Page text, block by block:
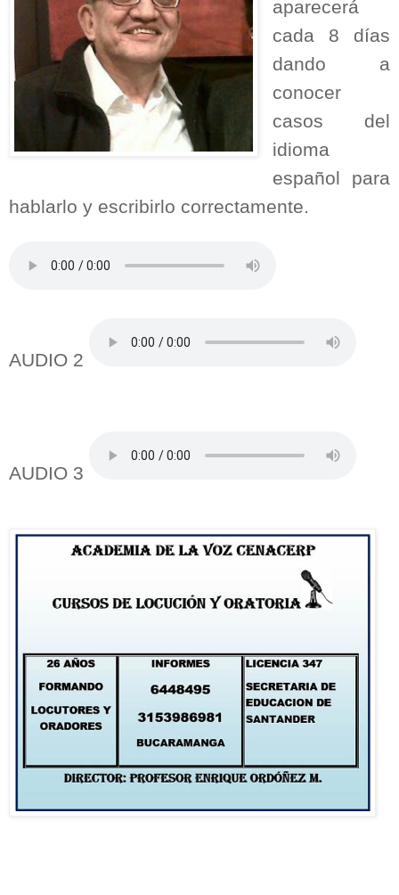
aparecerá
cada 8 días
dando a
conocer
casos del
idioma
español para
hablarlo y escribirlo correctamente.
AUDIO 2
AUDIO 3